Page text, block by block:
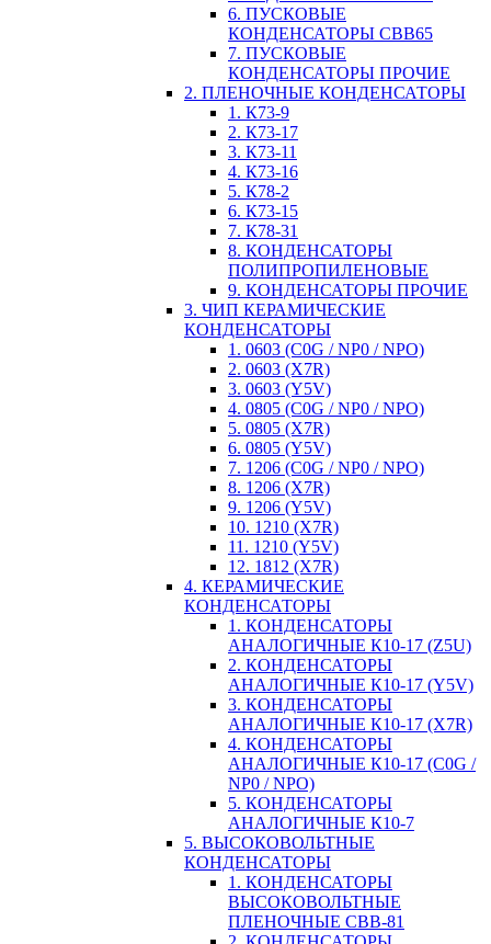
6. ПУСКОВЫЕ
КОНДЕНСАТОРЫ CBB65
7. ПУСКОВЫЕ
КОНДЕНСАТОРЫ ПРОЧИЕ
2. ПЛЕНОЧНЫЕ КОНДЕНСАТОРЫ
1. К73-9
2. К73-17
3. К73-11
4. К73-16
5. К78-2
6. К73-15
7. К78-31
8. КОНДЕНСАТОРЫ
ПОЛИПРОПИЛЕНОВЫЕ
9. КОНДЕНСАТОРЫ ПРОЧИЕ
3. ЧИП КЕРАМИЧЕСКИЕ
КОНДЕНСАТОРЫ
1. 0603 (C0G / NP0 / NPO)
2. 0603 (X7R)
3. 0603 (Y5V)
4. 0805 (C0G / NP0 / NPO)
5. 0805 (X7R)
6. 0805 (Y5V)
7. 1206 (C0G / NP0 / NPO)
8. 1206 (X7R)
9. 1206 (Y5V)
10. 1210 (X7R)
11. 1210 (Y5V)
12. 1812 (X7R)
4. КЕРАМИЧЕСКИЕ
КОНДЕНСАТОРЫ
1. КОНДЕНСАТОРЫ
АНАЛОГИЧНЫЕ К10-17 (Z5U)
2. КОНДЕНСАТОРЫ
АНАЛОГИЧНЫЕ К10-17 (Y5V)
3. КОНДЕНСАТОРЫ
АНАЛОГИЧНЫЕ К10-17 (X7R)
4. КОНДЕНСАТОРЫ
АНАЛОГИЧНЫЕ К10-17 (C0G /
NP0 / NPO)
5. КОНДЕНСАТОРЫ
АНАЛОГИЧНЫЕ К10-7
5. ВЫСОКОВОЛЬТНЫЕ
КОНДЕНСАТОРЫ
1. КОНДЕНСАТОРЫ
ВЫСОКОВОЛЬТНЫЕ
ПЛЕНОЧНЫЕ CBB-81